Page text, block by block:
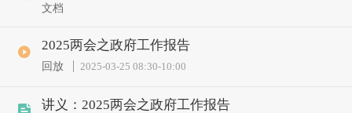
文档
2025两会之政府工作报告
回放 2025-03-25 08:30-10:00
讲义：2025两会之政府工作报告